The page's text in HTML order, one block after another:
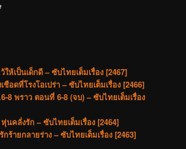
ให้เป็นเด็กดี – ซับไทยเต็มเรื่อง [2467]
ชือดที่โรงโอเปร่า – ซับไทยเต็มเรื่อง [2466]
8 พราว ตอนที่ 6-8 (จบ) – ซับไทยเต็มเรื่อง
นคลั่งรัก – ซับไทยเต็มเรื่อง [2464]
ร้ายกลายร่าง – ซับไทยเต็มเรื่อง [2463]